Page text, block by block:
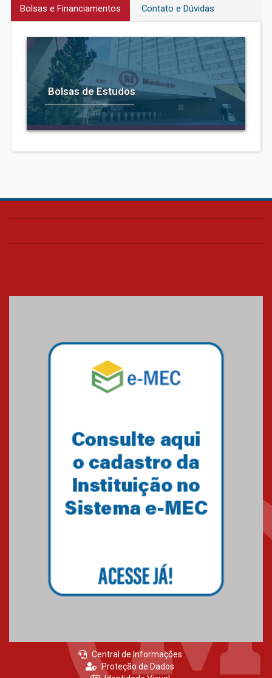
Bolsas e Financiamentos Contato e Dúvidas
Bolsas de Estudos
Central de Informações
Proteção de Dados